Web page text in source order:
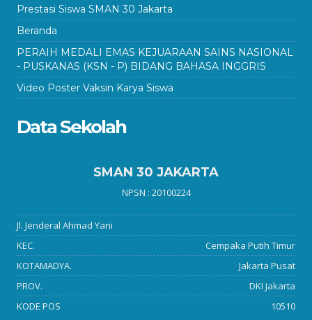
Prestasi Siswa SMAN 30 Jakarta
Beranda
PERAIH MEDALI EMAS KEJUARAAN SAINS NASIONAL
- PUSKANAS (KSN - P) BIDANG BAHASA INGGRIS
Video Poster Vaksin Karya Siswa
Data Sekolah
SMAN 30 JAKARTA
NPSN : 20100224
Jl. Jenderal Ahmad Yani
KEC.
Cempaka Putih Timur
KOTAMADYA.
Jakarta Pusat
PROV.
DKI Jakarta
KODE POS
10510